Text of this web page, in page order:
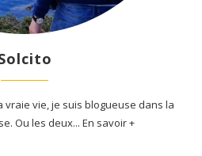
vraie vie, je suis blogueuse dans la
Ou les deux... En savoir +